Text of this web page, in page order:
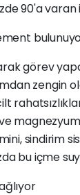
90'a varan
görev
zengin
sindirim
bu içme